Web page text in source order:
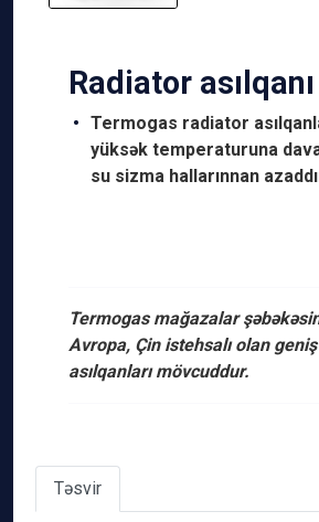
Radiator asılqanı
Termogas radiator
yüksək temperaturuna
su sizma hallarınnan
Termogas mağazalar
Avropa, Çin istehsalı olan
asılqanları mövcuddur.
Təsvir